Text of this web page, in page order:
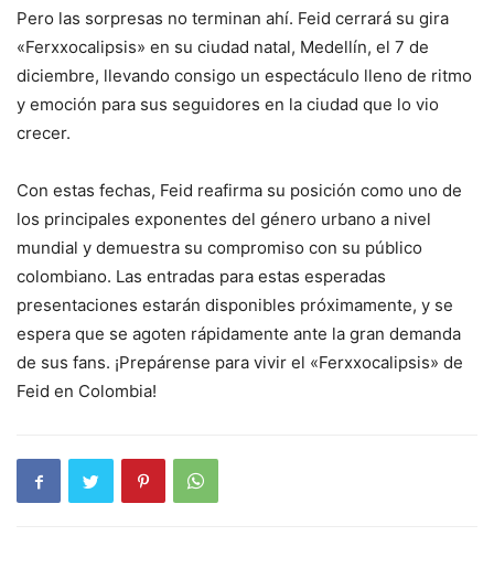
Pero las sorpresas no terminan ahí. Feid cerrará su gira
«Ferxxocalipsis» en su ciudad natal, Medellín, el 7 de
diciembre, llevando consigo un espectáculo lleno de ritmo
y emoción para sus seguidores en la ciudad que lo vio
crecer.
Con estas fechas, Feid reafirma su posición como uno de
los principales exponentes del género urbano a nivel
mundial y demuestra su compromiso con su público
colombiano. Las entradas para estas esperadas
presentaciones estarán disponibles próximamente, y se
espera que se agoten rápidamente ante la gran demanda
de sus fans. ¡Prepárense para vivir el «Ferxxocalipsis» de
Feid en Colombia!